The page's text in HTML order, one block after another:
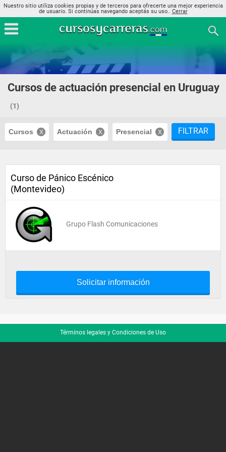
Nuestro sitio utiliza cookies propias y de terceros para ofrecerte una mejor experiencia
de usuario. Si continúas navegando aceptás su uso.. Cerrar
Cursos de actuación presencial en Uruguay
(1)
Cursos Actuación Presencial FILTRAR
Curso de Pánico Escénico
(Montevideo)
Grupo Flash Comunicaciones
Solicitar información
Términos legales y Condiciones de Uso